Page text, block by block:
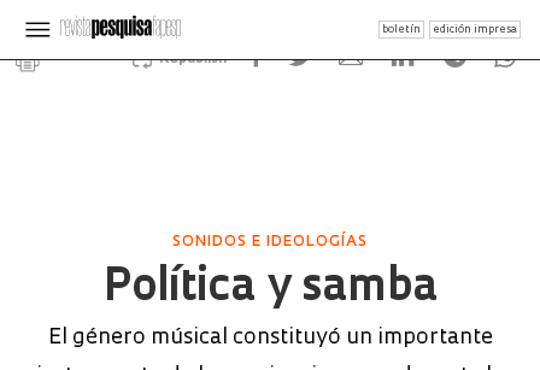
boletín edición impresa
Republish
SONIDOS E IDEOLOGÍAS
Política y samba
El género músical constituyó un importante